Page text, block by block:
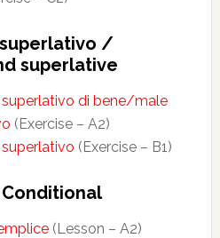
/
superlative
di bene/male
(Exercise – A2)
(Exercise – B1)
(Lesson – A2)